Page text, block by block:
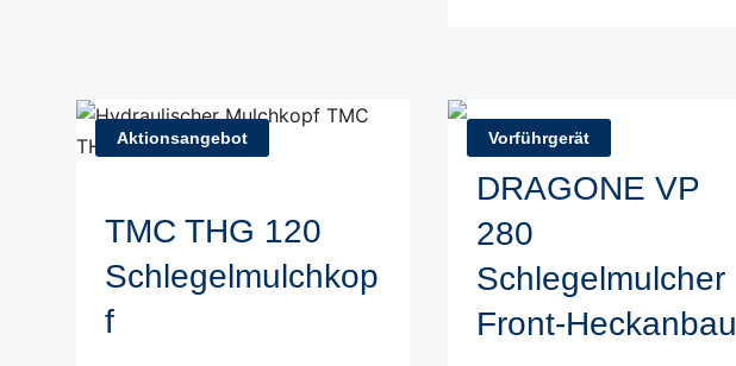
Aktionsangebot
TMC THG 120
Schlegelmulchkop
f
Vorführgerät
DRAGONE VP
280
Schlegelmulcher
Front-Heckanbau